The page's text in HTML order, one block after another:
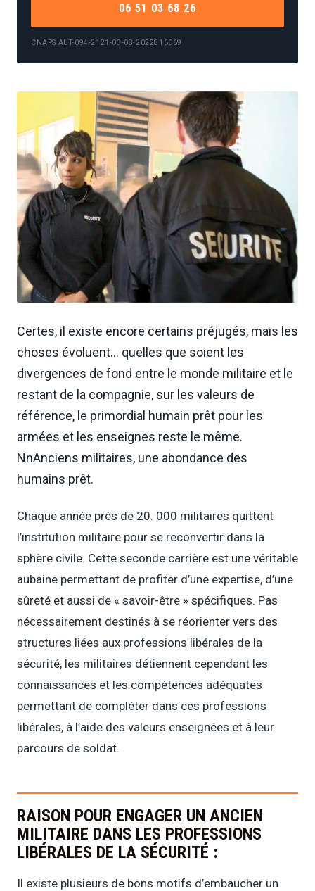
Certes, il existe encore certains préjugés, mais les
choses évoluent… quelles que soient les
divergences de fond entre le monde militaire et le
restant de la compagnie, sur les valeurs de
référence, le primordial humain prêt pour les
armées et les enseignes reste le même.
NnAnciens militaires, une abondance des
humains prêt.
Chaque année près de 20. 000 militaires quittent
l’institution militaire pour se reconvertir dans la
sphère civile. Cette seconde carrière est une véritable
aubaine permettant de profiter d’une expertise, d’une
sûreté et aussi de « savoir-être » spécifiques. Pas
nécessairement destinés à se réorienter vers des
structures liées aux professions libérales de la
sécurité, les militaires détiennent cependant les
connaissances et les compétences adéquates
permettant de compléter dans ces professions
libérales, à l’aide des valeurs enseignées et à leur
parcours de soldat.
RAISON POUR ENGAGER UN ANCIEN
MILITAIRE DANS LES PROFESSIONS
LIBÉRALES DE LA SÉCURITÉ :
Il existe plusieurs de bons motifs d’embaucher un
06 51 03 68 26
CNAPS AUT-094-2121-03-08-2022816069